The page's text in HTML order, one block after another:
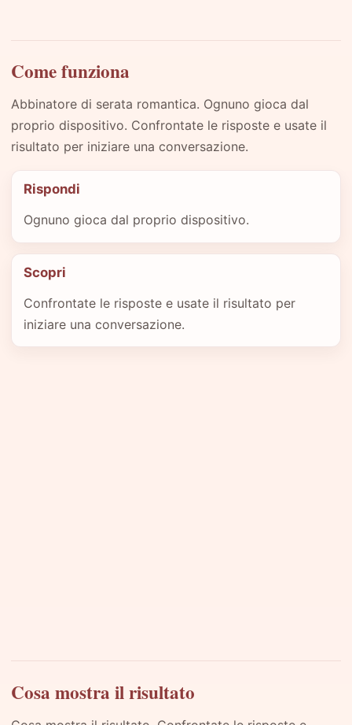
Come funziona
Abbinatore di serata romantica. Ognuno gioca dal
proprio dispositivo. Confrontate le risposte e usate il
risultato per iniziare una conversazione.
Rispondi
Ognuno gioca dal proprio dispositivo.
Scopri
Confrontate le risposte e usate il risultato per
iniziare una conversazione.
Cosa mostra il risultato